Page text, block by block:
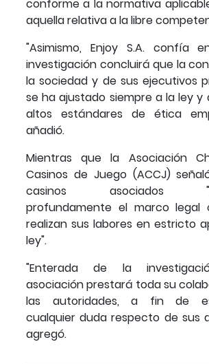
conforme a la normativa
aquella relativa a la libre
"Asimismo, Enjoy S.A. confía
investigación concluirá que la
la sociedad y de sus ejecutivos
se ha ajustado siempre a la ley y
altos estándares de ética
añadió.
Mientras que la Asociación
Casinos de Juego (ACCJ)
casinos asociados
profundamente el marco legal
realizan sus labores en estricto
ley".
"Enterada de la
asociación prestará toda su
las autoridades, a fin de
cualquier duda respecto de sus
agregó.